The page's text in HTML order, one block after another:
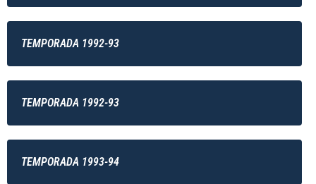
TEMPORADA 1992-93
TEMPORADA 1992-93
TEMPORADA 1993-94